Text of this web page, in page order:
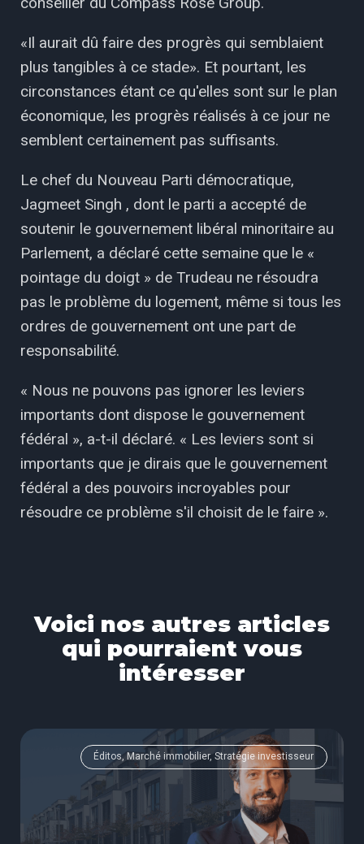
«Il aurait dû faire des progrès qui semblaient
plus tangibles à ce stade». Et pourtant, les
circonstances étant ce qu'elles sont sur le plan
économique, les progrès réalisés à ce jour ne
semblent certainement pas suffisants.
Le chef du Nouveau Parti démocratique,
Jagmeet Singh , dont le parti a accepté de
soutenir le gouvernement libéral minoritaire au
Parlement, a déclaré cette semaine que le «
pointage du doigt » de Trudeau ne résoudra
pas le problème du logement, même si tous les
ordres de gouvernement ont une part de
responsabilité.
« Nous ne pouvons pas ignorer les leviers
importants dont dispose le gouvernement
fédéral », a-t-il déclaré. « Les leviers sont si
importants que je dirais que le gouvernement
fédéral a des pouvoirs incroyables pour
résoudre ce problème s'il choisit de le faire ».
Voici nos autres articles
qui pourraient vous
intéresser
Éditos, Marché immobilier, Stratégie investisseur